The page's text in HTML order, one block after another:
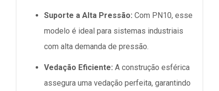
Suporte a Alta Pressão: Com PN10, esse
modelo é ideal para sistemas industriais
com alta demanda de pressão.
Vedação Eficiente: A construção esférica
assegura uma vedação perfeita, garantindo